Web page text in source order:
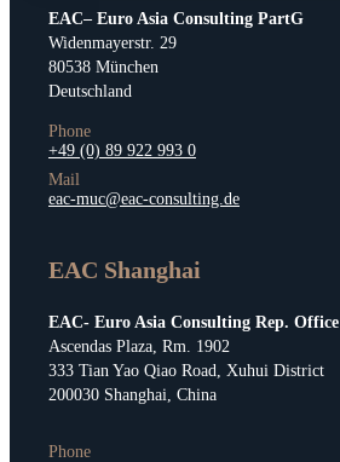
EAC– Euro Asia Consulting PartG
Widenmayerstr. 29
80538 München
Deutschland
Phone
+49 (0) 89 922 993 0
Mail
eac-muc@eac-consulting.de
EAC Shanghai
EAC- Euro Asia Consulting Rep. Office
Ascendas Plaza, Rm. 1902
333 Tian Yao Qiao Road, Xuhui District
200030 Shanghai, China
Phone